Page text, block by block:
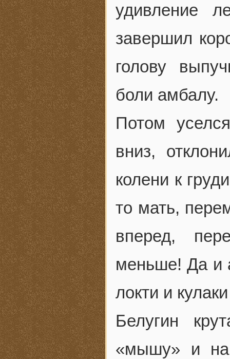
удивление
завершил
голову
боли амбалу.
Потом
вниз,
колени к
то мать,
вперед,
меньше! Да и
локти и
Белугин
«мышу» и на